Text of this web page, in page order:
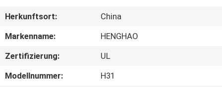
SHOW
UNS
Herkunftsort:
China
Markenname:
HENGHAO
Zertifizierung:
UL
Modellnummer:
H31